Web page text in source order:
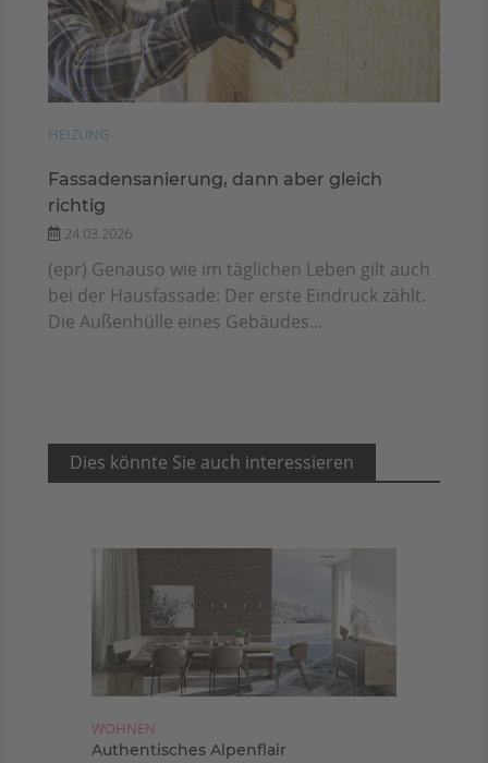
HEIZUNG
Fassadensanierung, dann aber gleich
richtig
24.03.2026
(epr) Genauso wie im täglichen Leben gilt auch
bei der Hausfassade: Der erste Eindruck zählt.
Die Außenhülle eines Gebäudes...
Dies könnte Sie auch interessieren
WOHNEN
Authentisches Alpenflair